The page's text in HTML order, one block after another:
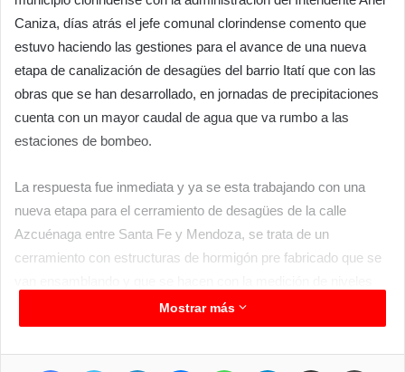
Caniza, días atrás el jefe comunal clorindense comento que
estuvo haciendo las gestiones para el avance de una nueva
etapa de canalización de desagües del barrio Itatí que con las
obras que se han desarrollado, en jornadas de precipitaciones
cuenta con un mayor caudal de agua que va rumbo a las
estaciones de bombeo.
La respuesta fue inmediata y ya se esta trabajando con una
nueva etapa para el cerramiento de desagües de la calle
Azcuénaga entre Santa Fe y Mendoza, se trata de un
cerramiento con estructuras de hormigón pre fabricado que se
pertinentes; además cada cierto tramo se cuenta con registros
para futuras limpieza o tareas de mantenimiento.
Mostrar más